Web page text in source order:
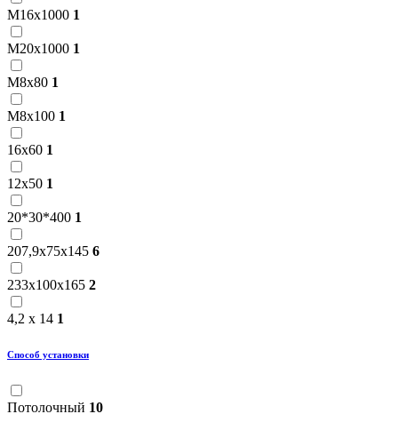
М16х1000 1
М20х1000 1
М8х80 1
М8х100 1
16х60 1
12х50 1
20*30*400 1
207,9x75x145 6
233x100x165 2
4,2 х 14 1
Способ установки
Потолочный 10